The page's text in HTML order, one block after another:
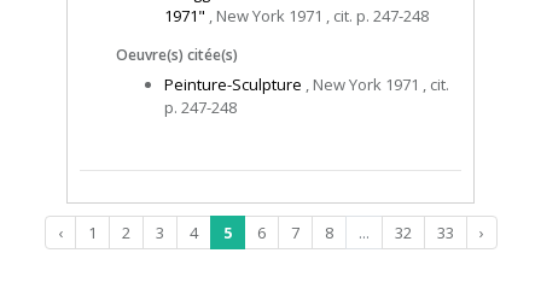
1971" , New York 1971 , cit. p. 247-248
Oeuvre(s) citée(s)
Peinture-Sculpture , New York 1971 , cit.
p. 247-248
‹ 1 2 3 4 5 6 7 8 ... 32 33 ›